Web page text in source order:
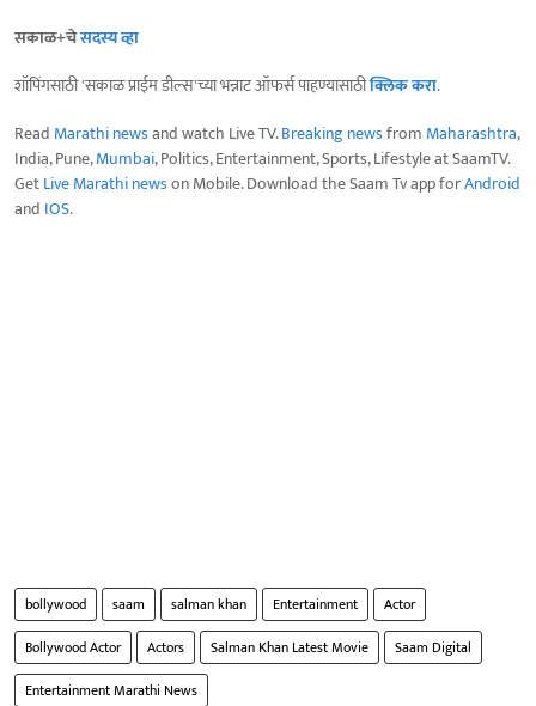
सकाळ+चेसदस्य व्हा
शॉपिंगसाठी 'सकाळ प्राईम डील्स'च्या भन्नाट ऑफर्स पाहण्यासाठीक्लिक करा.
Read Marathi newsand watch Live TV.Breaking newsfrom Maharashtra,
India, Pune,Mumbai, Politics, Entertainment, Sports, Lifestyle at SaamTV.
GetLive Marathi newson Mobile. Download the Saam Tv app forAndroid
and IOS.
bollywood saam salman khan Entertainment
Actor
Bollywood Actor
Actors Salman Khan Latest Movie
Saam Digital
Entertainment Marathi News